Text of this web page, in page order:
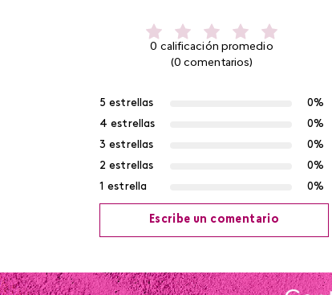
0 calificación promedio
(0 comentarios)
5 estrellas
0%
4 estrellas
0%
3 estrellas
0%
2 estrellas
0%
1 estrella
0%
Escribe un comentario
Agregar comentario